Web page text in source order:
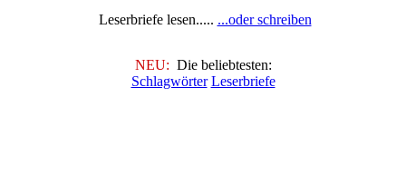
Leserbriefe lesen..... ...oder schreiben
NEU: Die beliebtesten:
Schlagwörter Leserbriefe